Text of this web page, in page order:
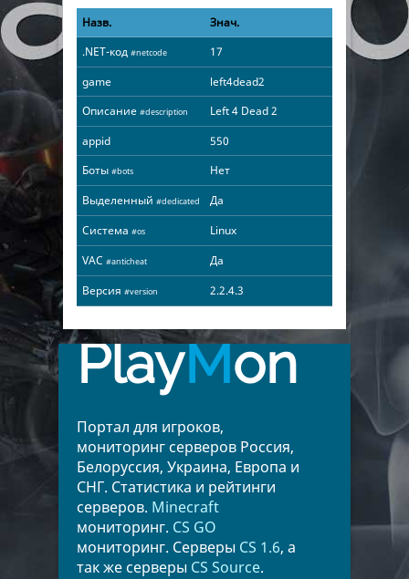
Назв.
Знач.
.NET-код #netcode
17
game
left4dead2
Описание #description
Left 4 Dead 2
appid
550
Боты #bots
Нет
Выделенный #dedicated
Да
Система #os
Linux
VAC #anticheat
Да
Версия #version 2.2.4.3
PlayMon
Портал для игроков,
мониторинг серверов Россия,
Белоруссия, Украина, Европа и
СНГ. Статистика и рейтинги
серверов. Minecraft
мониторинг. CS GO
мониторинг. Серверы CS 1.6, а
так же серверы CS Source.